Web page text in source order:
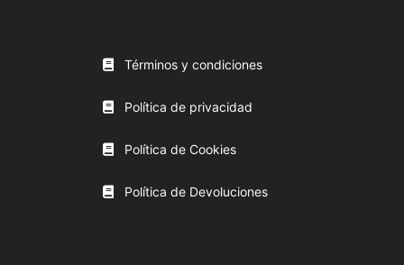
Términos y condiciones
Política de privacidad
Política de Cookies
Política de Devoluciones